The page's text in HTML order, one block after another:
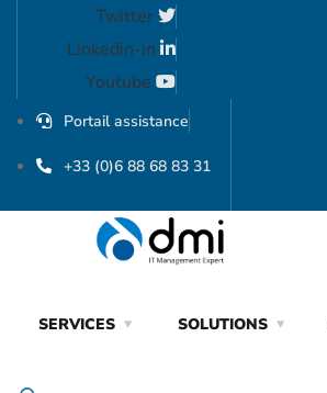
Twitter
Linkedin-in
Youtube
Portail assistance
+33 (0)6 88 68 83 31
SERVICES SOLUTIONS